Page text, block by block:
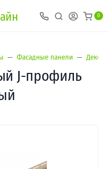
0
Фасадные панели Деке/
J-профиль